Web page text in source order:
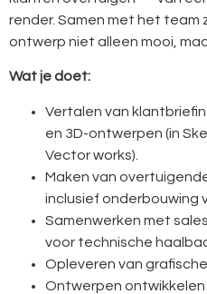
render. Samen met het team
ontwerp niet alleen mooi,
Wat je doet:
Vertalen van
en 3D-ontwerpen (in
Vector works).
Maken van
inclusief onderbouwing
Samenwerken met
voor technische
Opleveren van
Ontwerpen